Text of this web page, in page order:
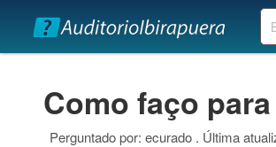
Como faço
Perguntado por: ecurado . Última